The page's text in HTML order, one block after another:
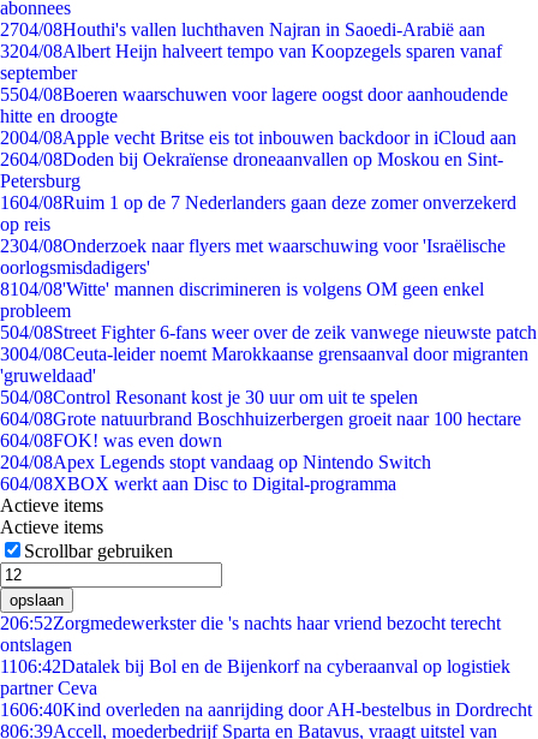
abonnees
2704/08Houthi's vallen luchthaven Najran in Saoedi-Arabië aan
3204/08Albert Heijn halveert tempo van Koopzegels sparen vanaf
september
5504/08Boeren waarschuwen voor lagere oogst door aanhoudende
hitte en droogte
2004/08Apple vecht Britse eis tot inbouwen backdoor in iCloud aan
2604/08Doden bij Oekraïense droneaanvallen op Moskou en Sint-
Petersburg
1604/08Ruim 1 op de 7 Nederlanders gaan deze zomer onverzekerd
op reis
2304/08Onderzoek naar flyers met waarschuwing voor 'Israëlische
oorlogsmisdadigers'
8104/08'Witte' mannen discrimineren is volgens OM geen enkel
probleem
504/08Street Fighter 6-fans weer over de zeik vanwege nieuwste patch
3004/08Ceuta-leider noemt Marokkaanse grensaanval door migranten
'gruweldaad'
504/08Control Resonant kost je 30 uur om uit te spelen
604/08Grote natuurbrand Boschhuizerbergen groeit naar 100 hectare
604/08FOK! was even down
204/08Apex Legends stopt vandaag op Nintendo Switch
604/08XBOX werkt aan Disc to Digital-programma
Actieve items
Actieve items
Scrollbar gebruiken
opslaan
206:52Zorgmedewerkster die 's nachts haar vriend bezocht terecht
ontslagen
1106:42Datalek bij Bol en de Bijenkorf na cyberaanval op logistiek
partner Ceva
1606:40Kind overleden na aanrijding door AH-bestelbus in Dordrecht
806:39Accell, moederbedrijf Sparta en Batavus, vraagt uitstel van